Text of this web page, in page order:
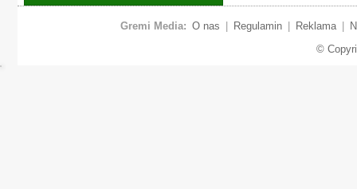
Gremi Media: O nas Regulamin Reklama
©